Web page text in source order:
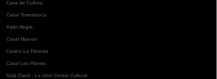
Casa de Cultura
Casal Torreblanca
Xalet Negre
Casal Mira-sol
Casino La Floresta
Casal Les Planes
Sala Clavé - La Unió Centre Cultural